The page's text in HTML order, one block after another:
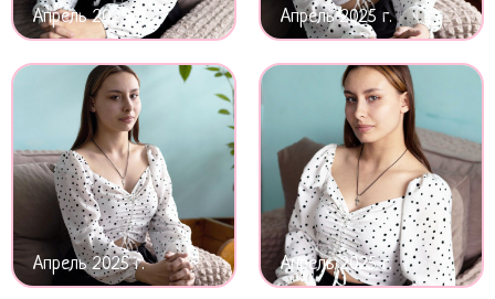
Апрель 2025 г. Апрель 2025 г.
Апрель 2025 г. Апрель 2025 г.